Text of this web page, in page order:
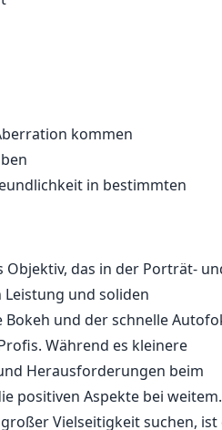
Diese Distanz
bis hin zu
kommen
in bestimmten